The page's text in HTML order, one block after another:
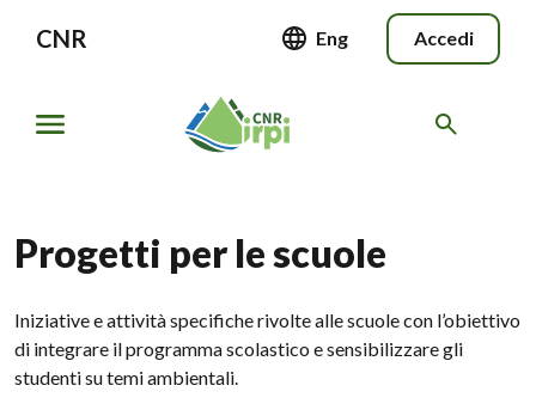
CNR Eng Accedi
Progetti per le scuole
Iniziative e attività specifiche rivolte alle scuole con l’obiettivo
di integrare il programma scolastico e sensibilizzare gli
studenti su temi ambientali.